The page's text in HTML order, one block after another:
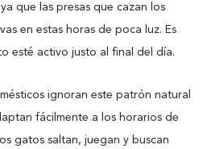
que las presas que cazan los
en estas horas de poca luz. Es
esté activo justo al final del día.
ignoran este patrón natural
fácilmente a los horarios de
gatos saltan, juegan y buscan